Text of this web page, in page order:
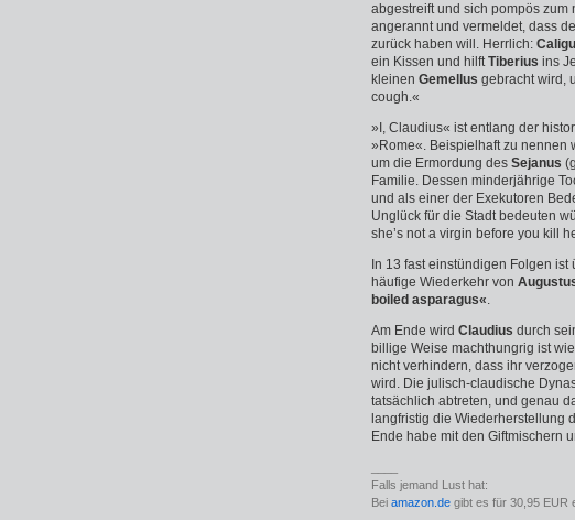
abgestreift und sich pompös zum
angerannt und vermeldet, dass
zurück haben will. Herrlich:
ein Kissen und hilftTiberius ins
kleinen Gemellus gebracht wird,
cough.«
»I, Claudius« ist entlang der
»Rome«. Beispielhaft zu nennen
um die Ermordung des Sejanus
Familie. Dessen minderjährige
und als einer der Exekutoren
Unglück für die Stadt bedeuten
she’s not a virgin before you kill
In 13 fast einstündigen Folgen
häufige Wiederkehr von
boiled asparagus«.
Am Ende wird Claudius durch
billige Weise machthungrig ist
nicht verhindern, dass ihr
wird. Die julisch-claudische
tatsächlich abtreten, und genau
langfristig die Wiederherstellung
Ende habe mit den Giftmischern
Falls jemand Lust hat:
Bei amazon.de gibt es für 30,95 EUR